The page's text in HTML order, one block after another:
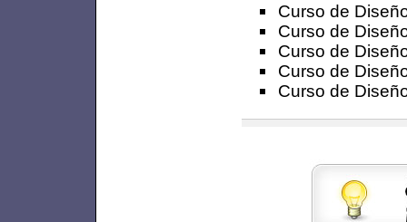
Curso de
Curso de
Curso de
Curso de
Curso de